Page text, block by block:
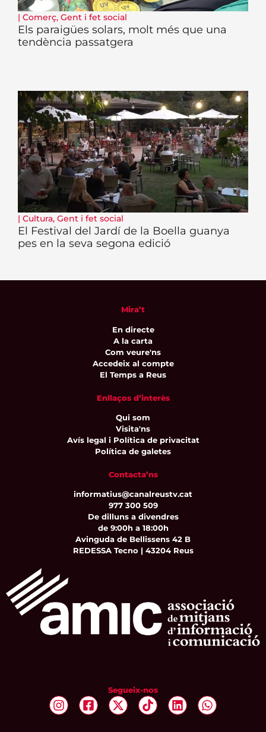
| Comerç, Gent i fet social
Els paraigües solars, molt més que una
tendència passatgera
| Cultura, Gent i fet social
El Festival del Jardí de la Boella guanya
pes en la seva segona edició
Mira’t
En directe
A la carta
Com veure'ns
Accedeix al compte
El Temps a Reus
Enllaços d’interès
Qui som
Visita'ns
Avís legal i Política de privacitat
Política de galetes
Contacta’ns
informatius@canalreustv.cat
977 300 509
De dilluns a divendres
de 9:00h a 18:00h
Avinguda de Bellissens 42 B
REDESSA Tecno | 43204 Reus
Segueix-nos